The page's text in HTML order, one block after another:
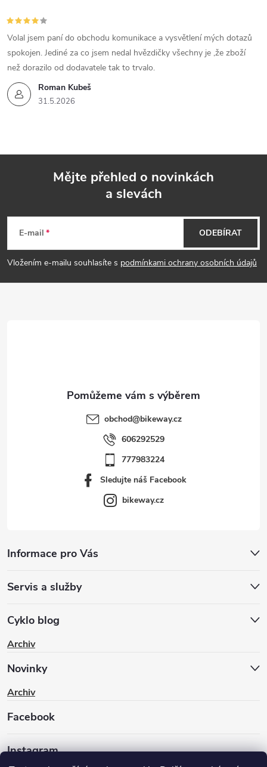
Roman Kubeš
31.5.2026
Volal jsem paní do obchodu komunikace a vysvětlení mých dotazů
spokojen. Jediné za co jsem nedal hvězdičky všechny je ,že zboží
než dorazilo od dodavatele tak to trvalo.
p
a
Mějte přehled o novinkách
a slevách
E-mail
Vložením e-mailu souhlasíte s podmínkami ochrany osobních údajů
ODEBÍRAT
obchod@bikeway.cz
606292529
777983224
Sledujte náš Facebook
bikeway.cz
Informace pro Vás
Servis a služby
Cyklo blog
Archiv
Novinky
Archiv
Facebook
Instagram